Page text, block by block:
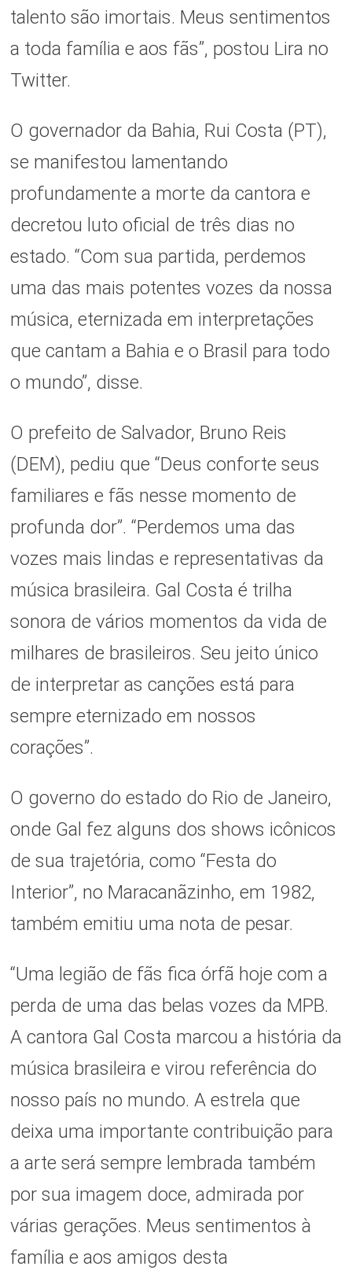
talento são imortais. Meus sentimentos
a toda família e aos fãs”, postou Lira no
Twitter.
O governador da Bahia, Rui Costa (PT),
se manifestou lamentando
profundamente a morte da cantora e
decretou luto oficial de três dias no
estado. “Com sua partida, perdemos
uma das mais potentes vozes da nossa
música, eternizada em interpretações
que cantam a Bahia e o Brasil para todo
o mundo”, disse.
O prefeito de Salvador, Bruno Reis
(DEM), pediu que “Deus conforte seus
familiares e fãs nesse momento de
profunda dor”. “Perdemos uma das
vozes mais lindas e representativas da
música brasileira. Gal Costa é trilha
sonora de vários momentos da vida de
milhares de brasileiros. Seu jeito único
de interpretar as canções está para
sempre eternizado em nossos
corações”.
O governo do estado do Rio de Janeiro,
onde Gal fez alguns dos shows icônicos
de sua trajetória, como “Festa do
Interior”, no Maracanãzinho, em 1982,
também emitiu uma nota de pesar.
“Uma legião de fãs fica órfã hoje com a
perda de uma das belas vozes da MPB.
A cantora Gal Costa marcou a história da
música brasileira e virou referência do
nosso país no mundo. A estrela que
deixa uma importante contribuição para
a arte será sempre lembrada também
por sua imagem doce, admirada por
várias gerações. Meus sentimentos à
família e aos amigos desta